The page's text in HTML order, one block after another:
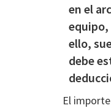
en el
equipo,
ello,
debe
El